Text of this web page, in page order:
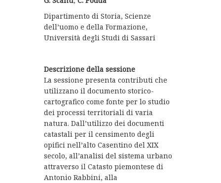
Dipartimento di Storia, Scienze
dell’uomo e della Formazione,
Università degli Studi di Sassari
Descrizione della sessione
La sessione presenta contributi che
utilizzano il documento storico-
cartografico come fonte per lo studio
dei processi territoriali di varia
natura. Dall’utilizzo dei documenti
catastali per il censimento degli
opifici nell’alto Casentino del XIX
secolo, all’analisi del sistema urbano
attraverso il Catasto piemontese di
Antonio Rabbini, alla